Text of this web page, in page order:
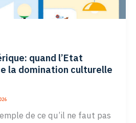
quand l’Etat
la domination culturelle
de ce qu’il ne faut pas